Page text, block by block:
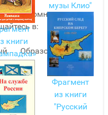
книги
музы Клио"
Фрагмент
из книги
"Русский
паломничествах и
в:
Образовательный